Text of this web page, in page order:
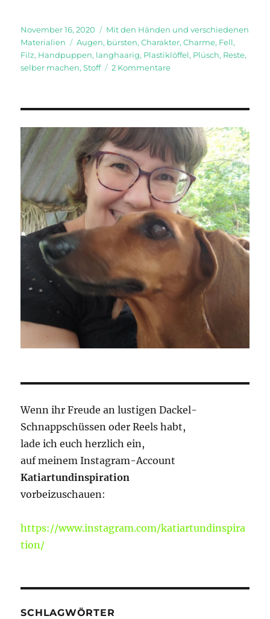
Veröffentlicht
am
November 16, 2020 Kategorien
Mit den Händen und verschiedenen
Materialien
Schlagwörter
Augen, bürsten,Charakter,Charme, Fell,
Filz, Handpuppen, langhaarig, Plastiklöffel, Plüsch, Reste,
selber machen,Stoff 2 Kommentarezu
Wenn ihr Freude an lustigen Dackel-
Schnappschüssen oder Reels habt,
lade ich euch herzlich ein,
auf meinem Instagram-Account
Katiartundinspiration
vorbeizuschauen:
https://www.instagram.com/katiartundinspira
tion/
SCHLAGWÖRTER